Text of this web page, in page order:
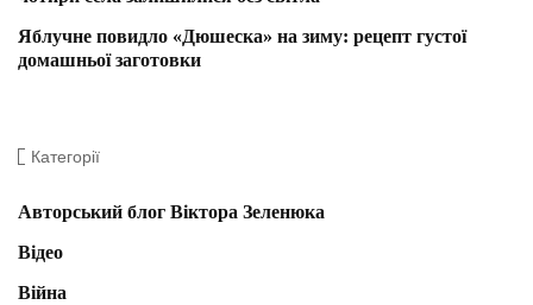
Яблучне повидло «Дюшеска» на зиму: рецепт густої
домашньої заготовки
Категорії
Авторський блог Віктора Зеленюка
Відео
Війна